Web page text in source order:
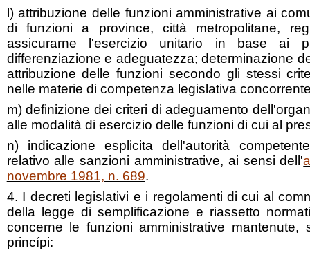
l) attribuzione delle funzioni amministrative ai
di funzioni a province, città metropolitane,
assicurarne l'esercizio unitario in base ai
differenziazione e adeguatezza; determinazione
attribuzione delle funzioni secondo gli stessi
nelle materie di competenza legislativa
m) definizione dei criteri di adeguamento
alle modalità di esercizio delle funzioni di cui al
n) indicazione esplicita dell'autorità
relativo alle sanzioni amministrative, ai sensi dell'
novembre 1981, n. 689.
4. I decreti legislativi e i regolamenti di cui al
della legge di semplificazione e riassetto
concerne le funzioni amministrative mantenute,
princípi: